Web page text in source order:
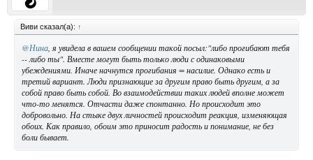
Виви сказал(а): ↑
@Нина , я увидела в вашем сообщении такой посыл:"либо прогибают тебя
-- либо ты". Вместе могут быть только люди с одинаковыми
убеждениями. Иначе начнутся прогибания = насилие. Однако есть и
третий вариант. Люди признающие за другим право быть другим, а за
собой право быть собой. Во взаимодействии таких людей вполне может
что-то менятся. Отчасти даже спонтанно. Но происходит это
добровольно. На стыке двух личностей происходит реакция, изменяющая
обоих. Как правило, обоим это приносит радость и понимание, не без
боли бывает.